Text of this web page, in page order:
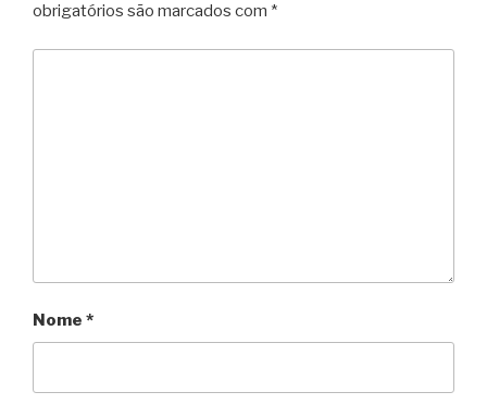
obrigatórios são marcados com *
Nome *